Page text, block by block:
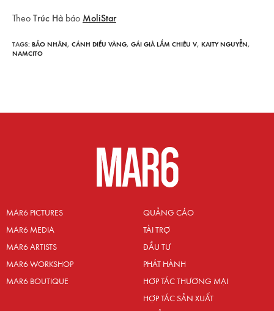
TheoTrúc Hà báo MoliStar
TAGS: BẢO NHÂN, CÁNH DIỀU VÀNG, GÁI GIÀ LẮM CHIÊU V, KAITY NGUYỄN,
NAMCITO
MAR6 PICTURES
MAR6 MEDIA
MAR6 ARTISTS
MAR6 WORKSHOP
MAR6 BOUTIQUE
QUẢNG CÁO
TÀI TRỢ
ĐẦU TƯ
PHÁT HÀNH
HỢP TÁC THƯƠNG MẠI
HỢP TÁC SẢN XUẤT